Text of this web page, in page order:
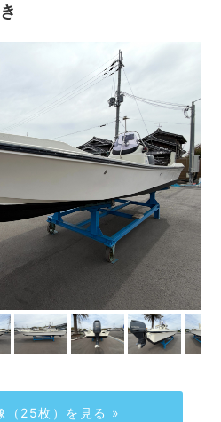
（25枚）を見る »